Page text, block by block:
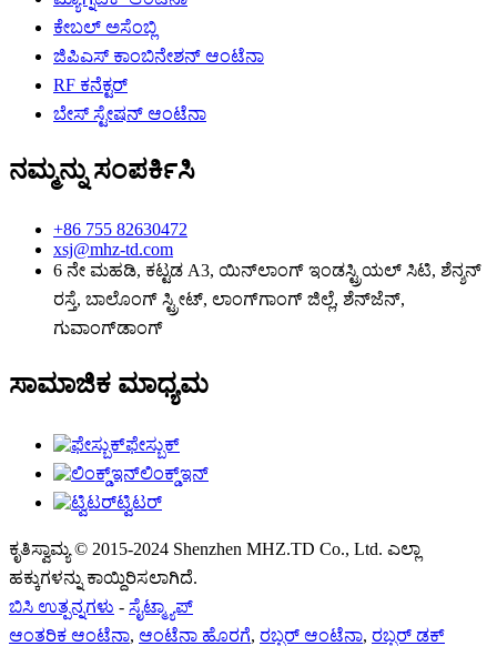
ಕೇಬಲ್ ಅಸೆಂಬ್ಲಿ
ಜಿಪಿಎಸ್ ಕಾಂಬಿನೇಶನ್ ಆಂಟೆನಾ
RF ಕನೆಕ್ಟರ್
ಬೇಸ್ ಸ್ಟೇಷನ್ ಆಂಟೆನಾ
ನಮ್ಮನ್ನು ಸಂಪರ್ಕಿಸಿ
+86 755 82630472
xsj@mhz-td.com
6 ನೇ ಮಹಡಿ, ಕಟ್ಟಡ A3, ಯಿನ್‌ಲಾಂಗ್ ಇಂಡಸ್ಟ್ರಿಯಲ್ ಸಿಟಿ, ಶೆನ್ಶನ್
ರಸ್ತೆ, ಬಾಲೊಂಗ್ ಸ್ಟ್ರೀಟ್, ಲಾಂಗ್‌ಗಾಂಗ್ ಜಿಲ್ಲೆ, ಶೆನ್‌ಜೆನ್,
ಗುವಾಂಗ್‌ಡಾಂಗ್
ಸಾಮಾಜಿಕ ಮಾಧ್ಯಮ
ಫೇಸ್ಬುಕ್
ಲಿಂಕ್ಡ್ಇನ್
ಟ್ವಿಟರ್
ಕೃತಿಸ್ವಾಮ್ಯ © 2015-2024 Shenzhen MHZ.TD Co., Ltd. ಎಲ್ಲಾ
ಹಕ್ಕುಗಳನ್ನು ಕಾಯ್ದಿರಿಸಲಾಗಿದೆ.
ಬಿಸಿ ಉತ್ಪನ್ನಗಳು - ಸೈಟ್ಮ್ಯಾಪ್
ಆಂತರಿಕ ಆಂಟೆನಾ, ಆಂಟೆನಾ ಹೊರಗೆ, ರಬ್ಬರ್ ಆಂಟೆನಾ, ರಬ್ಬರ್ ಡಕ್